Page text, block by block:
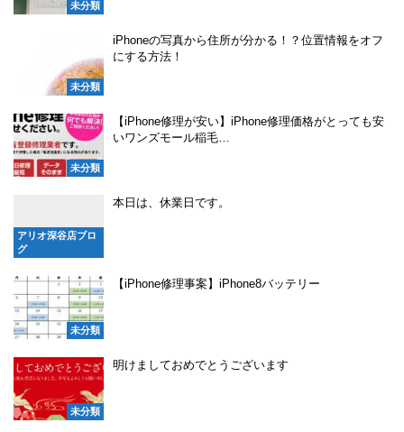
未分類
未分類
iPhoneの写真から住所が分かる！？位置情報をオフ
にする方法！
未分類
【iPhone修理が安い】iPhone修理価格がとっても安
いワンズモール稲毛…
アリオ深谷店ブロ
グ
本日は、休業日です。
未分類
【iPhone修理事案】iPhone8バッテリー
未分類
明けましておめでとうございます